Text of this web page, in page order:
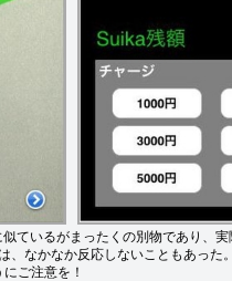
ているがまったくの別物であり、実
、なかなか反応しないこともあった
ご注意を！